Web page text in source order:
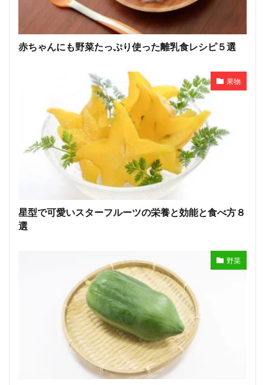
赤ちゃんにも野菜たっぷり使った離乳食レシピ５選
果物
星型で可愛いスターフルーツの栄養と効能と食べ方８
選
野菜